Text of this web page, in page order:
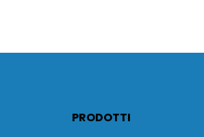
PRODOTTI